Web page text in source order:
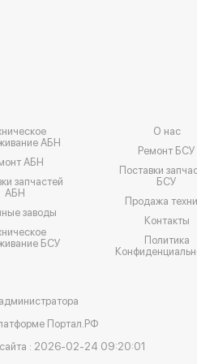
АБН
АБН
запчастей
АБН
заводы
БСУ
О нас
Ремонт БСУ
Поставки
БСУ
Продажа
Контакты
Политика
Портал.РФ
: 2026-02-24 09:20:01